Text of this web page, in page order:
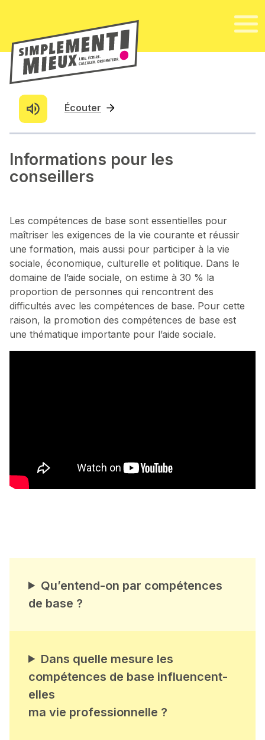
Écouter
Informations pour les
conseillers
Les compétences de base sont essentielles pour
maîtriser les exigences de la vie courante et réussir
une formation, mais aussi pour participer à la vie
sociale, économique, culturelle et politique. Dans le
domaine de l’aide sociale, on estime à 30 % la
proportion de personnes qui rencontrent des
difficultés avec les compétences de base. Pour cette
raison, la promotion des compétences de base est
une thématique importante pour l’aide sociale.
Qu’entend-on par compétences
de base ?
Dans quelle mesure les
compétences de base influencent-
elles
ma vie professionnelle ?